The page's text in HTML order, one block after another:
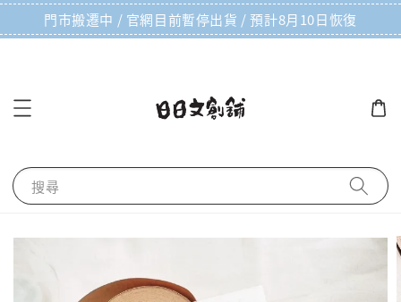
門市搬遷中 / 官網目前暫停出貨 / 預計8月10日恢復
搜尋